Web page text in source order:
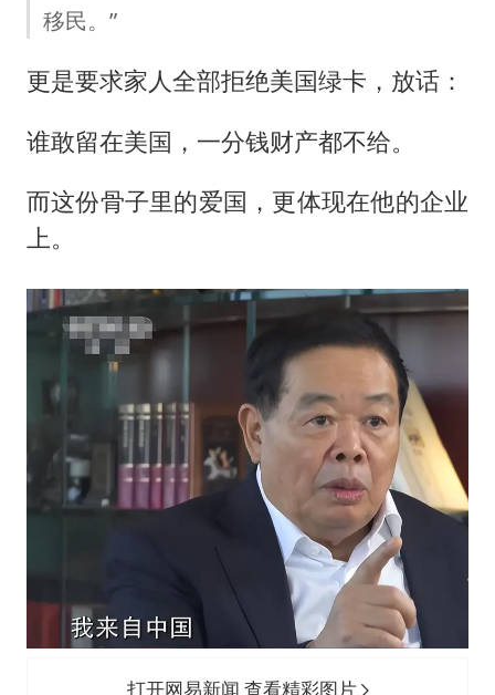
移民。”
更是要求家人全部拒绝美国绿卡，放话：
谁敢留在美国，一分钱财产都不给。
而这份骨子里的爱国，更体现在他的企业
上。
打开网易新闻 查看精彩图片